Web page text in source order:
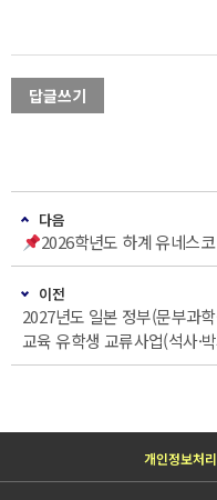
답글쓰기
다음
2026학년도 하계 유네스
이전
2027년도 일본 정부(문부과
교육 유학생 교류사업(석사·
개인정보처